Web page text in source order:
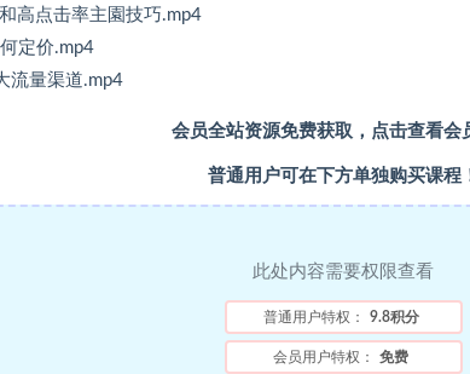
高点击率主園技巧.mp4
定价.mp4
流量渠道.mp4
会员全站资源免费获取，点击查看会
普通用户可在下方单独购买课程
此处内容需要权限查看
普通用户特权： 9.8积分
会员用户特权： 免费